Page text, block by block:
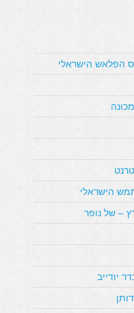
הישראלי
– של נופר
יודייב